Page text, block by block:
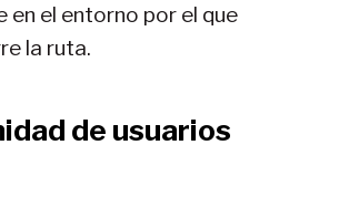
en el entorno por el que
la ruta.
de usuarios